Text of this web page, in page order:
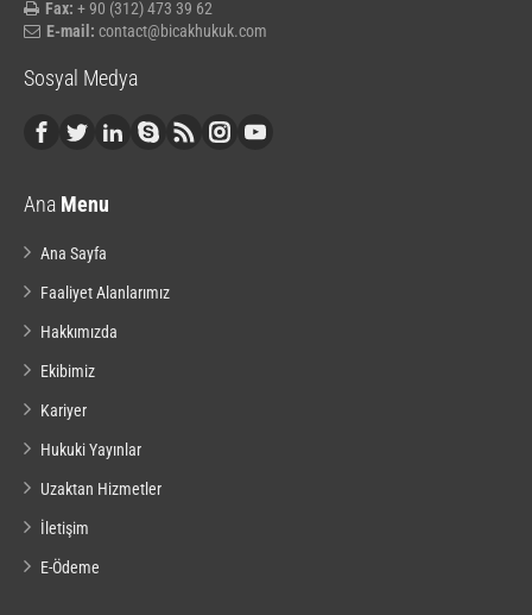
Fax: + 90 (312) 473 39 62
E-mail: contact@bicakhukuk.com
Sosyal Medya
Ana Menu
Ana Sayfa
Faaliyet Alanlarımız
Hakkımızda
Ekibimiz
Kariyer
Hukuki Yayınlar
Uzaktan Hizmetler
İletişim
E-Ödeme